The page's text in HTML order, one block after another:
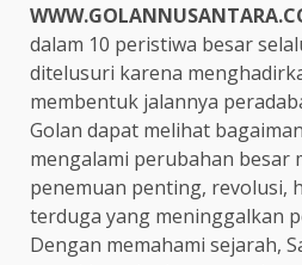
dalam 10 peristiwa besar
ditelusuri karena
membentuk jalannya
Golan dapat melihat
mengalami perubahan besar
penemuan penting, revolusi,
terduga yang meninggalkan
Dengan memahami sejarah,